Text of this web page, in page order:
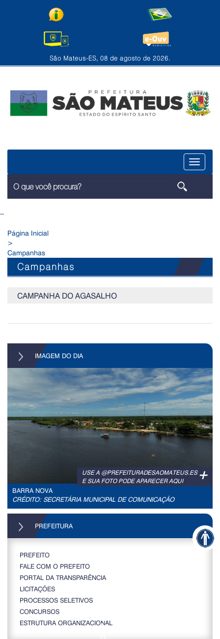
São Mateus-ES, 08 de agosto de 2026.
Menu
--
Página Inicial
>
Campanhas
Campanhas
CAMPANHA DO AGASALHO
IMAGEM DO DIA
+
USE A @PREFEITURADESAOMATEUS.ES
E SUA FOTO PODE APARECER AQUI
BARRA NOVA
CRÉDITO: SECRETÁRIA MUNICIPAL DE COMUNICAÇÃO
PREFEITURA
PREFEITO
FALE COM O PREFEITO
PORTAL DA TRANSPARÊNCIA
LICITAÇÕES
PROCESSOS SELETIVOS
CONCURSOS
ESTRUTURA ORGANIZACIONAL